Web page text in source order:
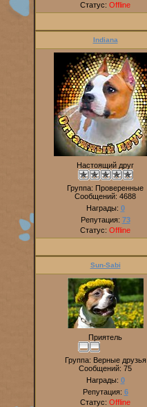
Статус: Offline
Indiana
Настоящий друг
Группа: Проверенные
Сообщений: 4688
Награды: 0
Репутация: 73
Статус: Offline
Sun-Sabi
Приятель
Группа: Верные друзья
Сообщений: 75
Награды: 0
Репутация: 6
Статус: Offline